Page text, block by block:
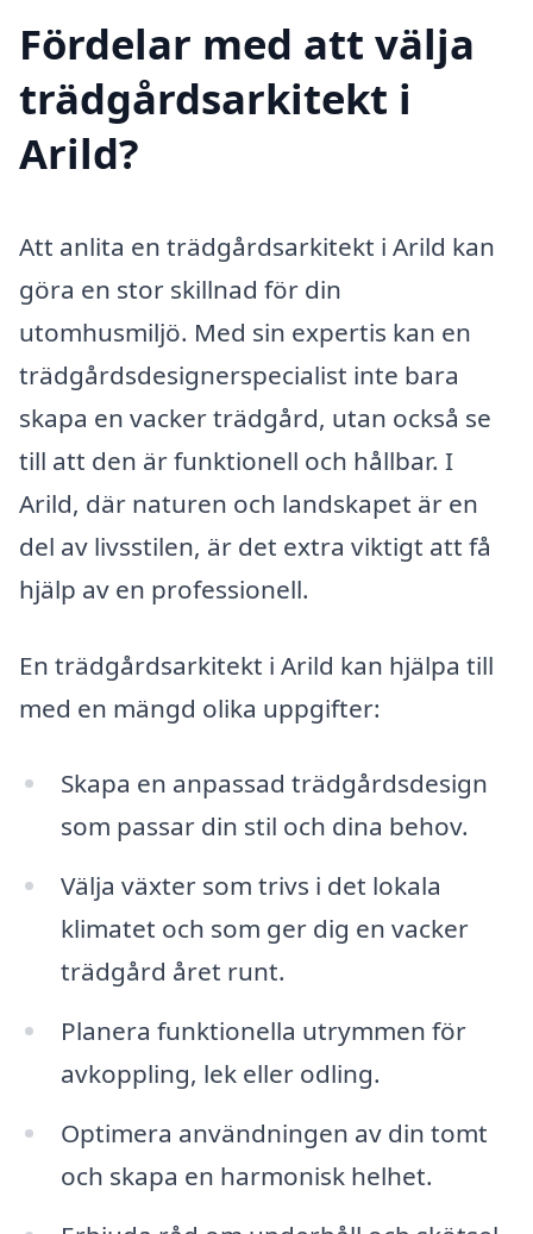
Fördelar med att välja
trädgårdsarkitekt i
Arild?
Att anlita en trädgårdsarkitekt i Arild kan
göra en stor skillnad för din
utomhusmiljö. Med sin expertis kan en
trädgårdsdesignerspecialist inte bara
skapa en vacker trädgård, utan också se
till att den är funktionell och hållbar. I
Arild, där naturen och landskapet är en
del av livsstilen, är det extra viktigt att få
hjälp av en professionell.
En trädgårdsarkitekt i Arild kan hjälpa till
med en mängd olika uppgifter:
Skapa en anpassad trädgårdsdesign
som passar din stil och dina behov.
Välja växter som trivs i det lokala
klimatet och som ger dig en vacker
trädgård året runt.
Planera funktionella utrymmen för
avkoppling, lek eller odling.
Optimera användningen av din tomt
och skapa en harmonisk helhet.